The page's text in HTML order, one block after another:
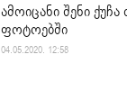
ამოიცანი შენი
ფოტოებში
04.05.2020. 12:58